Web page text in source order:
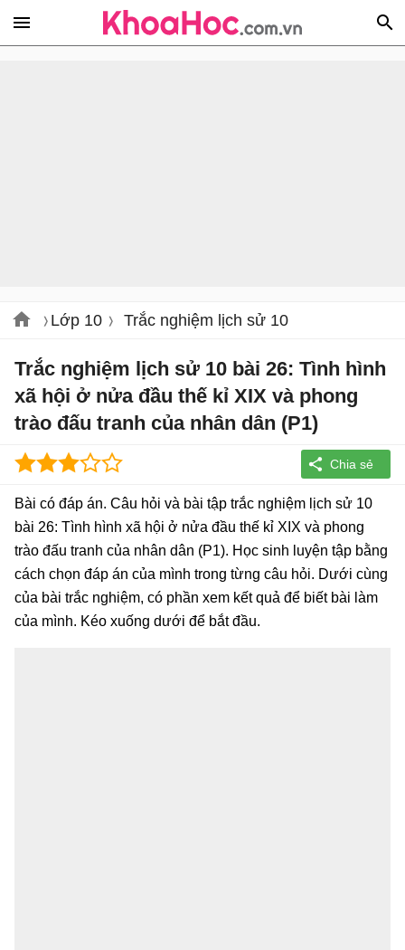
Lớp 10 Trắc nghiệm lịch sử 10
Trắc nghiệm lịch sử 10 bài 26: Tình hình
xã hội ở nửa đầu thế kỉ XIX và phong
trào đấu tranh của nhân dân (P1)
Bài có đáp án. Câu hỏi và bài tập trắc nghiệm lịch sử 10
bài 26: Tình hình xã hội ở nửa đầu thế kỉ XIX và phong
trào đấu tranh của nhân dân (P1). Học sinh luyện tập bằng
cách chọn đáp án của mình trong từng câu hỏi. Dưới cùng
của bài trắc nghiệm, có phần xem kết quả để biết bài làm
của mình. Kéo xuống dưới để bắt đầu.